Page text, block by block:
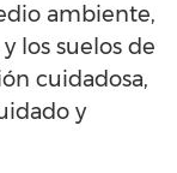
ambiente,
los suelos de
cuidadosa,
y